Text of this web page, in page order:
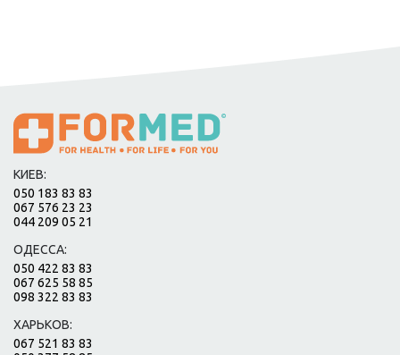
КИЕВ:
050 183 83 83
067 576 23 23
044 209 05 21
ОДЕССА:
050 422 83 83
067 625 58 85
098 322 83 83
ХАРЬКОВ:
067 521 83 83